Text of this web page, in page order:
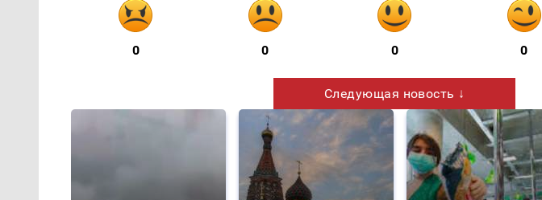
0 0 0 0
Следующая новость ↓